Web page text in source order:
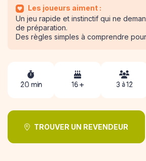
Les joueurs aiment :
Un jeu rapide et instinctif qui ne
de préparation.
Des règles simples à comprendre
20 min 16 + 3 à 12
TROUVER UN REVENDEUR